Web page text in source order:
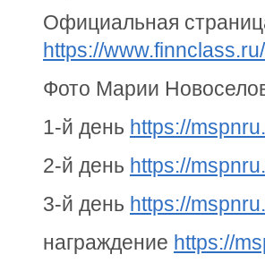
Официальная
https://
Фото Марии
1-й день https://
2-й день https://
3-й день https://
награждение https://